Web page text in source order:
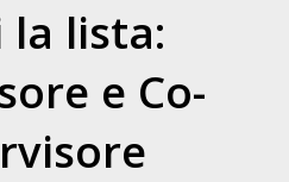
la lista:
e Co-